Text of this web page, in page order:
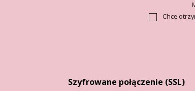
Chcę
Szyfrowane połączenie (SSL)